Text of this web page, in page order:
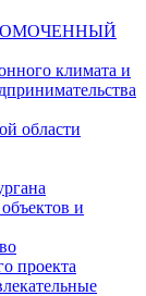
климата и
области
и
проекта